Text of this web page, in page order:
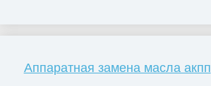
Аппаратная замена масла акпп